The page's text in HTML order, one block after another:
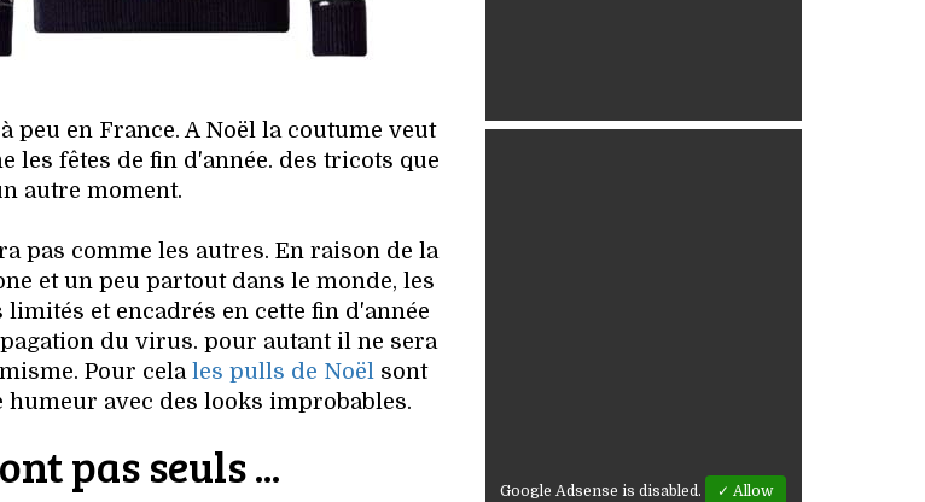
peu en France. A Noël la coutume veut
les fêtes de fin d'année. des tricots que
autre moment.
pas comme les autres. En raison de la
et un peu partout dans le monde, les
et encadrés en cette fin d'année
du virus. pour autant il ne sera
Pour cela les pulls de Noëlsont
avec des looks improbables.
pas seuls ... Google Adsense is disabled. ✓ Allow